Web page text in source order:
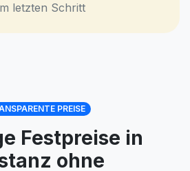
letzten Schritt
PREISE
Festpreise in
ohne